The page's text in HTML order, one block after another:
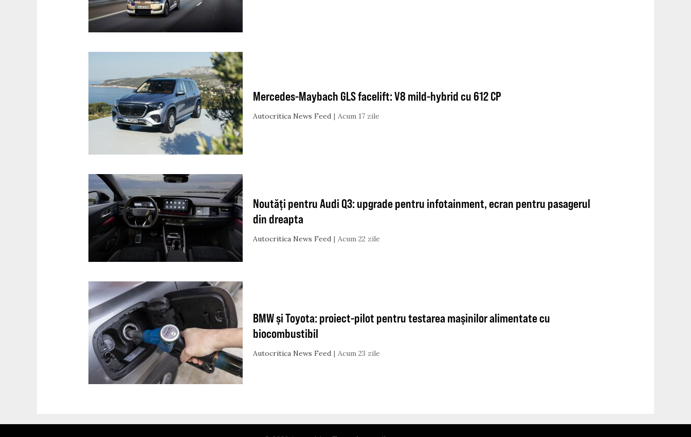
Mercedes-Maybach GLS facelift: V8 mild-hybrid cu 612 CP
Autocritica News Feed Acum 17 zile
Noutăți pentru Audi Q3: upgrade pentru infotainment, ecran pentru pasagerul
din dreapta
Autocritica News Feed Acum 22 zile
BMW și Toyota: proiect-pilot pentru testarea mașinilor alimentate cu
biocombustibil
Autocritica News Feed Acum 23 zile